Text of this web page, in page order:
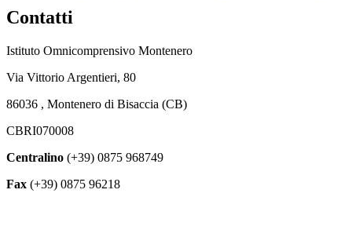
Contatti
Istituto Omnicomprensivo Montenero
Via Vittorio Argentieri, 80
86036 , Montenero di Bisaccia (CB)
CBRI070008
Centralino (+39) 0875 968749
Fax (+39) 0875 96218